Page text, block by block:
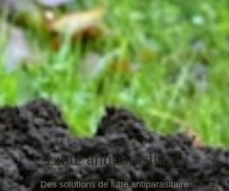
Lutte antiparasitaire
Des solutions de lutte antiparasitaire